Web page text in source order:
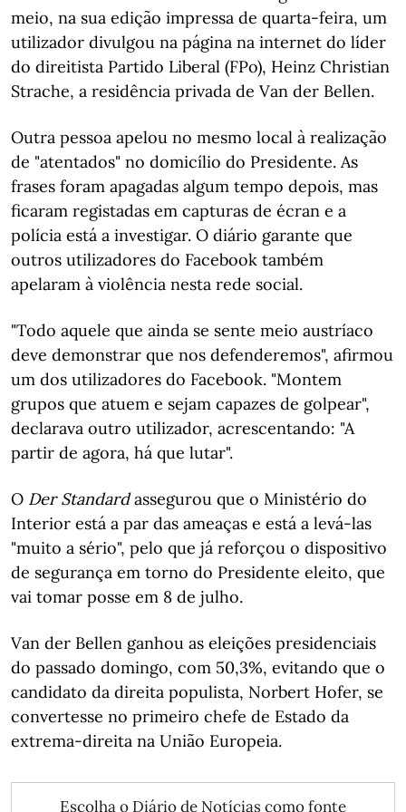
meio, na sua edição impressa de quarta-feira, um
utilizador divulgou na página na internet do líder
do direitista Partido Liberal (FPo), Heinz Christian
Strache, a residência privada de Van der Bellen.
Outra pessoa apelou no mesmo local à realização
de "atentados" no domicílio do Presidente. As
frases foram apagadas algum tempo depois, mas
ficaram registadas em capturas de écran e a
polícia está a investigar. O diário garante que
outros utilizadores do Facebook também
apelaram à violência nesta rede social.
"Todo aquele que ainda se sente meio austríaco
deve demonstrar que nos defenderemos", afirmou
um dos utilizadores do Facebook. "Montem
grupos que atuem e sejam capazes de golpear",
declarava outro utilizador, acrescentando: "A
partir de agora, há que lutar".
O Der Standardassegurou que o Ministério do
Interior está a par das ameaças e está a levá-las
"muito a sério", pelo que já reforçou o dispositivo
de segurança em torno do Presidente eleito, que
vai tomar posse em 8 de julho.
Van der Bellen ganhou as eleições presidenciais
do passado domingo, com 50,3%, evitando que o
candidato da direita populista, Norbert Hofer, se
convertesse no primeiro chefe de Estado da
extrema-direita na União Europeia.
Escolha o Diário de Notícias como fonte